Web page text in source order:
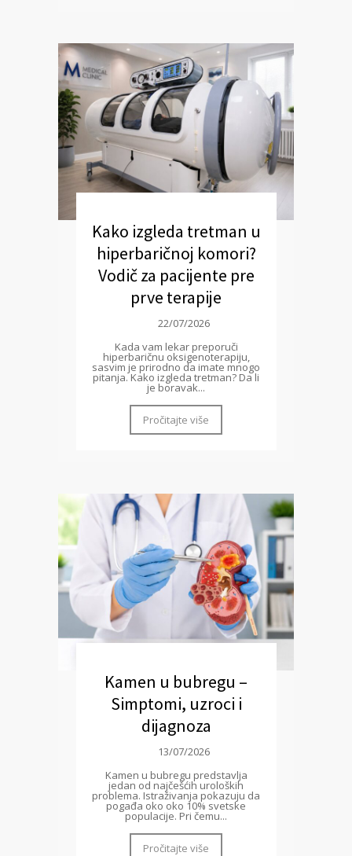
Kako izgleda tretman u
hiperbaričnoj komori?
Vodič za pacijente pre
prve terapije
22/07/2026
Kada vam lekar preporuči
hiperbaričnu oksigenoterapiju,
sasvim je prirodno da imate mnogo
pitanja. Kako izgleda tretman? Da li
je boravak...
Pročitajte više
Kamen u bubregu –
Simptomi, uzroci i
dijagnoza
13/07/2026
Kamen u bubregu predstavlja
jedan od najčešćih uroloških
problema. Istraživanja pokazuju da
pogađa oko oko 10% svetske
populacije. Pri čemu...
Pročitajte više